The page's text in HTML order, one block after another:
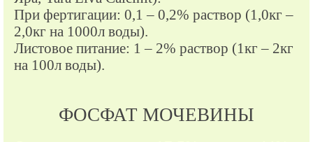
При фертигации: 0,1 – 0,2% раствор (1,0кг –
2,0кг на 1000л воды).
Листовое питание: 1 – 2% раствор (1кг – 2кг
на 100л воды).
ФОСФАТ МОЧЕВИНЫ